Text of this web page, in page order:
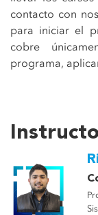
contacto con
para iniciar el
cobre
programa,